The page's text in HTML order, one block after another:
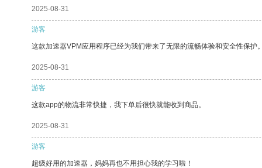
2025-08-31
游客
这款加速器VPM应用程序已经为我们带来了无限的流畅体验和安全性保护
2025-08-31
游客
这款app的物流非常快捷，我下单后很快就能收到商品。
2025-08-31
游客
超级好用的加速器，妈妈再也不用担心我的学习啦！